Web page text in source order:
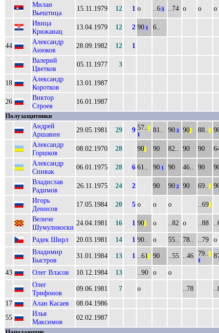
Милан
Вьештица
15.11.1979 12 1 о ..6 1 ..74 о о
о
Ивица
Крижанац
13.04.1979 12 2 90 1 6..
44
Александр
Анюков
28.09.1982 12
1
Валерий
Цветков
05.11.1977 3
18
Александр
Коротков
13.01.1987
26
Виктор
Строев
16.01.1987
Полузащитники
Андрей
Аршавин
29.05.1981 29 9 57..
1
81.. 90 3 90 88..
Александр
Горшков
08.02.1970 28 90 90 82.. 90 90
Александр
Спивак
06.01.1975 28 6 61.. 90 1 90 46.. 90
Владислав
Радимов
26.11.1975 24 2 90 90 2 90 69..
Игорь
Денисов
17.05.1984 20 5 о о о ..69
Величе
Шумуликоски
24.04.1981 16 1 90 о ..82 о ..88
Радек Ширл 20.03.1981 14 1 90.. о 55.. 78.. ..79
о
Владимир
Быстров
31.01.1984 13 1 ..61 90 ..55 ..46 79..
1
43 Олег Власов 10.12.1984 13 ..90 о
о
Олег
Трифонов
09.06.1981 7 о ..78
17
Алан Касаев
08.04.1986
55
Илья
Максимов
02.02.1987